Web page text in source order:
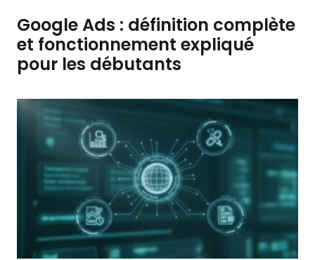
Google Ads : définition complète
et fonctionnement expliqué
pour les débutants